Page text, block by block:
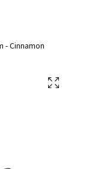
- Cinnamon